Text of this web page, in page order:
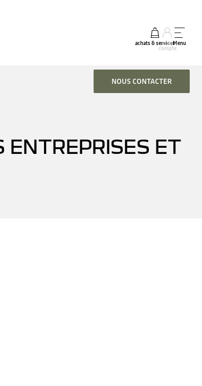
achats & services
mon
compte
Menu
NOUS CONTACTER
ENTREPRISES ET